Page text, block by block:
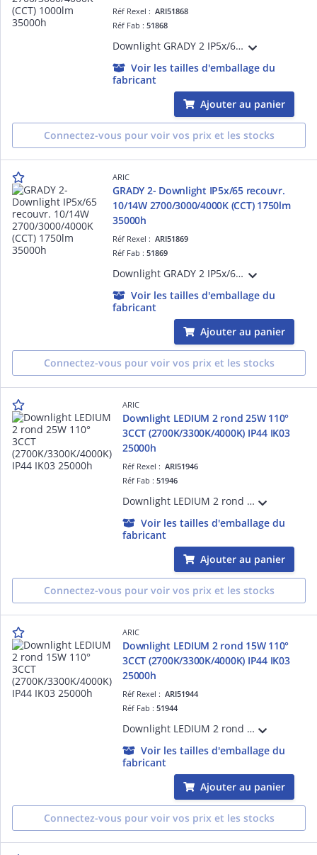
Réf Rexel :ARI51868
Réf Fab :51868
Downlight GRADY 2 IP5x/65 recouvrable conforme RE2020 et NFC15-100, LED 110° 35000h 6/8W 1000lm max, température de couleur réglable 2700/3000/4000K (CCT) par interrupteur à l'arrière du spot, dimmable, repiquable et montage sans outil
Voir les tailles d'emballage du
fabricant
Ajouter au panier
Connectez-vous pour voir vos prix et les stocks
ARIC
GRADY 2- Downlight IP5x/65 recouvr.
10/14W 2700/3000/4000K (CCT) 1750lm
35000h
Réf Rexel :ARI51869
Réf Fab :51869
Downlight GRADY 2 IP5x/65 recouvrable conforme RE2020 et NFC15-100, LED 100° 35000h 10/14W 1750lm max, température de couleur réglable 2700/3000/4000K (CCT) par interrupteur à l'arrière du spot, dimmable, repiquable et montage sans outil
Voir les tailles d'emballage du
fabricant
Ajouter au panier
Connectez-vous pour voir vos prix et les stocks
ARIC
Downlight LEDIUM 2 rond 25W 110°
3CCT (2700K/3300K/4000K) IP44 IK03
25000h
Réf Rexel : ARI51946
Réf Fab : 51946
Downlight LEDIUM 2 rond 25W 110° 3CCT (2700K/3300K/4000K) IP44 IK03 25000h, corps alu blanc avec driver intégré et bornier repiquable sans outil
Voir les tailles d'emballage du
fabricant
Ajouter au panier
Connectez-vous pour voir vos prix et les stocks
ARIC
Downlight LEDIUM 2 rond 15W 110°
3CCT (2700K/3300K/4000K) IP44 IK03
25000h
Réf Rexel : ARI51944
Réf Fab : 51944
Downlight LEDIUM 2 rond 15W 110° 3CCT (2700K/3300K/4000K) IP44 IK03 25000h, corps alu blanc avec driver intégré et bornier repiquable sans outil
Voir les tailles d'emballage du
fabricant
Ajouter au panier
Connectez-vous pour voir vos prix et les stocks